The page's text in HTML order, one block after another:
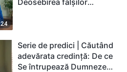
Deosebirea falșilor
Serie de predici | Căutând
adevărata credință: De ce
Se întrupează Dumnezeu